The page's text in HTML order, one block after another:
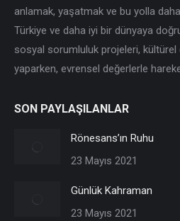
anlamak, yaşatmak ve bu yolla
Türkiye ve daha iyi bir dünyaya
sosyal sorumluluk projeleri, kültürel
yaparken, evrensel değerlerle
SON PAYLAŞILANLAR
Rönesans’ın Ruhu
23 Mayıs 2021
Günlük Kahraman
23 Mayıs 2021